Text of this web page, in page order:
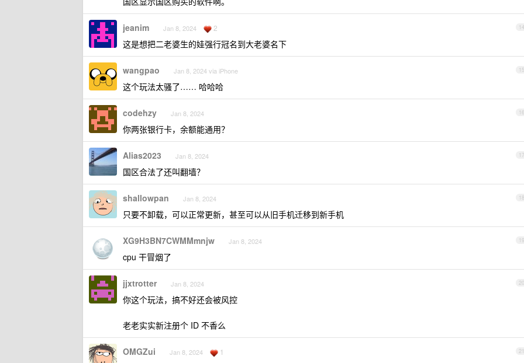
14
jeanim Jan 8, 2024 2
这是想把二老婆生的娃强行冠名到大老婆名下
15
wangpao Jan 8, 2024 via iPhone
这个玩法太骚了…… 哈哈哈
16
codehzy Jan 8, 2024
你两张银行卡，余额能通用？
17
Alias2023 Jan 8, 2024
国区合法了还叫翻墙？
18
shallowpan Jan 8, 2024
只要不卸载，可以正常更新，甚至可以从旧手机迁移到新手机
19
XG9H3BN7CWMMmnjw Jan 8, 2024
cpu 干冒烟了
20
jjxtrotter Jan 8, 2024
你这个玩法，搞不好还会被风控
老老实实新注册个 ID 不香么
21
OMGZui Jan 8, 2024 1